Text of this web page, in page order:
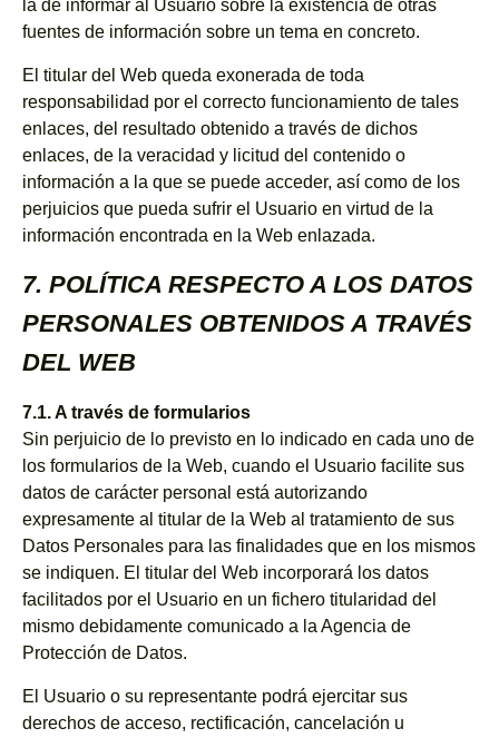
la de informar al Usuario sobre la existencia de otras
fuentes de información sobre un tema en concreto.
El titular del Web queda exonerada de toda
responsabilidad por el correcto funcionamiento de tales
enlaces, del resultado obtenido a través de dichos
enlaces, de la veracidad y licitud del contenido o
información a la que se puede acceder, así como de los
perjuicios que pueda sufrir el Usuario en virtud de la
información encontrada en la Web enlazada.
7. POLÍTICA RESPECTO A LOS DATOS
PERSONALES OBTENIDOS A TRAVÉS
DEL WEB
7.1. A través de formularios
Sin perjuicio de lo previsto en lo indicado en cada uno de
los formularios de la Web, cuando el Usuario facilite sus
datos de carácter personal está autorizando
expresamente al titular de la Web al tratamiento de sus
Datos Personales para las finalidades que en los mismos
se indiquen. El titular del Web incorporará los datos
facilitados por el Usuario en un fichero titularidad del
mismo debidamente comunicado a la Agencia de
Protección de Datos.
El Usuario o su representante podrá ejercitar sus
derechos de acceso, rectificación, cancelación u